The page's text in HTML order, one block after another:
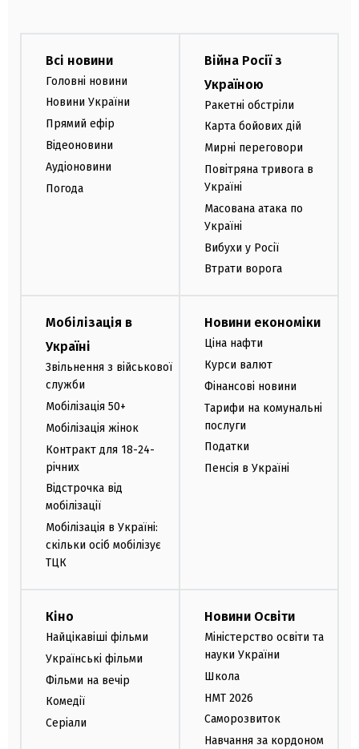
Всі новини
Головні новини
Новини України
Прямий ефір
Відеоновини
Аудіоновини
Погода
Війна Росії з
Україною
Ракетні обстріли
Карта бойових дій
Мирні переговори
Повітряна тривога в
Україні
Масована атака по
Україні
Вибухи у Росії
Втрати ворога
Мобілізація в
Україні
Звільнення з військової
служби
Мобілізація 50+
Мобілізація жінок
Контракт для 18-24-
річних
Відстрочка від
мобілізації
Мобілізація в Україні:
скільки осіб мобілізує
ТЦК
Новини економіки
Ціна нафти
Курси валют
Фінансові новини
Тарифи на комунальні
послуги
Податки
Пенсія в Україні
Кіно
Найцікавіші фільми
Українські фільми
Фільми на вечір
Комедії
Серіали
Новини Освіти
Міністерство освіти та
науки України
Школа
НМТ 2026
Саморозвиток
Навчання за кордоном